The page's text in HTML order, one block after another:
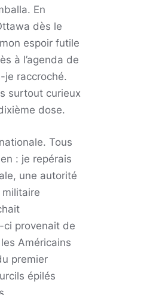
En
dès le
espoir futile
à l’agenda de
je raccroché.
surtout curieux
dose.
Tous
: je repérais
une autorité
ci provenait de
Américains
premier
épilés